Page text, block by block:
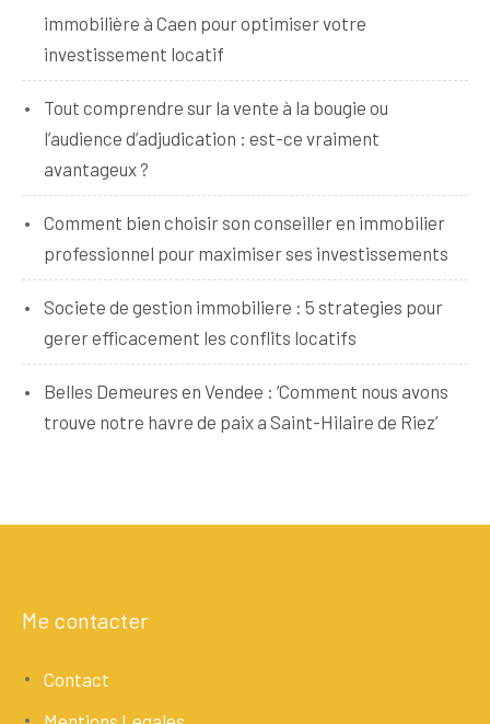
immobilière à Caen pour optimiser votre
investissement locatif
Tout comprendre sur la vente à la bougie ou
l’audience d’adjudication : est-ce vraiment
avantageux ?
Comment bien choisir son conseiller en immobilier
professionnel pour maximiser ses investissements
Societe de gestion immobiliere : 5 strategies pour
gerer efficacement les conflits locatifs
Belles Demeures en Vendee : ‘Comment nous avons
trouve notre havre de paix a Saint-Hilaire de Riez’
Me contacter
Contact